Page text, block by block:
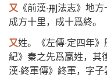
又 《前漢·
法志》地方
成方十里，成十爲終。
又姓。《左傳·定四年
紀》秦之先爲嬴姓，其
漢·終軍傳》終軍，字子